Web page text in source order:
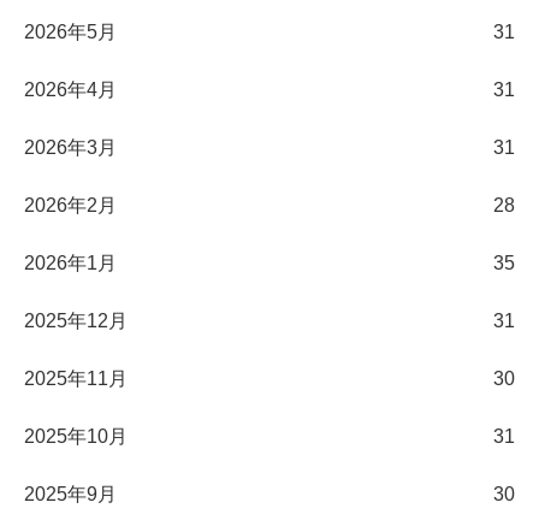
2026年5月 31
2026年4月 31
2026年3月 31
2026年2月 28
2026年1月 35
2025年12月 31
2025年11月 30
2025年10月 31
2025年9月 30